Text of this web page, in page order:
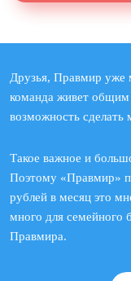
Друзья, Правмир уже
команда живет
возможность сделать
Такое важное и
Поэтому «Правмир»
рублей в месяц это
много для семейного
Правмира.